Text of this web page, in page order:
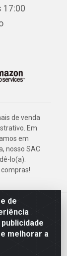
de
melhorar a
17:00
de venda
Em
em
nosso SAC
lo(a).
de Morais, 2471 -
24.150.377/0003-